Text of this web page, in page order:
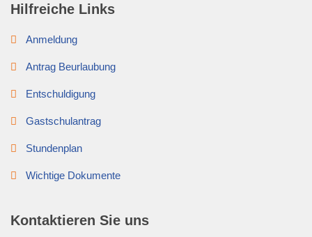
Hilfreiche Links
Anmeldung
Antrag Beurlaubung
Entschuldigung
Gastschulantrag
Stundenplan
Wichtige Dokumente
Kontaktieren Sie uns